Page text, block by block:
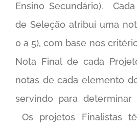
Ensino Secundário).
de Seleção atribui uma
0 a 5), com base nos
Nota Final de cada
notas de cada elemento
servindo para determinar
Os projetos Finalistas